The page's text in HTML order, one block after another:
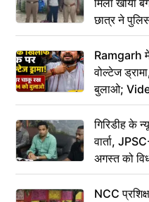
छात्र ने
Ramgarh
वोल्टेज
बुलाओ;
गिरिडीह के
वार्ता,
अगस्त को
NCC